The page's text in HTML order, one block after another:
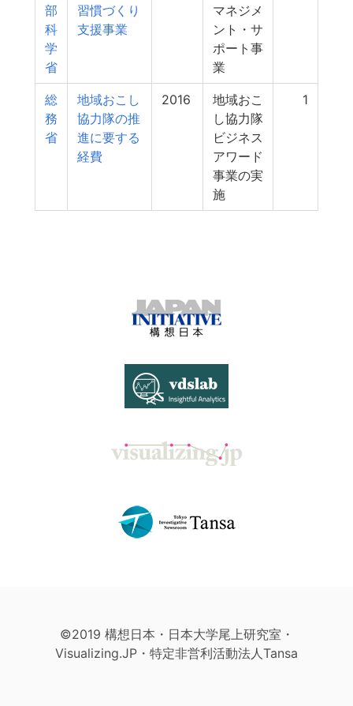
部
科
学
省
習慣づくり
支援事業
マネジメ
ント・サ
ポート事
業
総
務
省
地域おこし
協力隊の推
進に要する
経費
2016
地域おこ
し協力隊
ビジネス
アワード
事業の実
施
1
©2019 構想日本・日本大学尾上研究室・
Visualizing.JP・特定非営利活動法人Tansa